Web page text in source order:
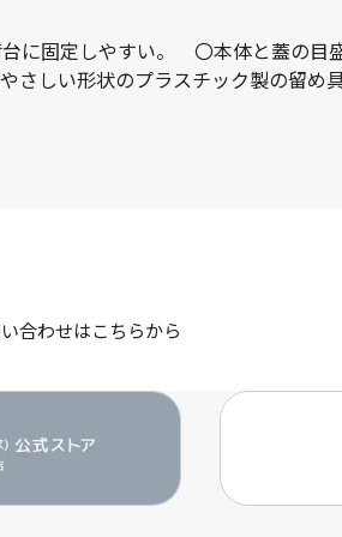
に固定しやすい。 〇本体と蓋の
さしい形状のプラスチック製の留
合わせはこちらから